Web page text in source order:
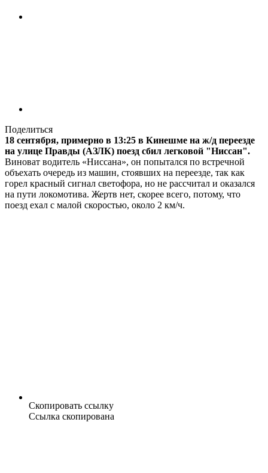
Поделиться
18 сентября, примерно в 13:25 в Кинешме на ж/д переезде
на улице Правды (АЗЛК) поезд сбил легковой "Ниссан".
Виноват водитель «Ниссана», он попытался по встречной
объехать очередь из машин, стоявших на переезде, так как
горел красный сигнал светофора, но не рассчитал и оказался
на пути локомотива. Жертв нет, скорее всего, потому, что
поезд ехал с малой скоростью, около 2 км/ч.
Скопировать ссылку
Ссылка скопирована